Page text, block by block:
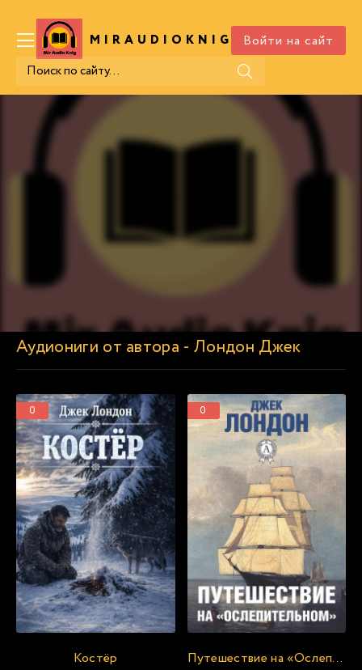
MIRAUDIOKNIG .COM
Войти на сайт
Аудиониги от автора - Лондон Джек
0
Костёр
0
Путешествие на «Ослепительном